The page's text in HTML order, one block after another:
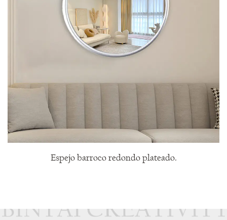
Espejo barroco redondo plateado.